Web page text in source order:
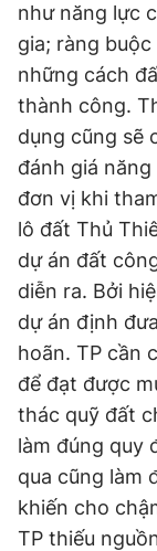
như năng lực
gia; ràng
những cách
thành công.
dụng cũng sẽ
đánh giá
đơn vị khi
lô đất Thủ
dự án đất
diễn ra. Bởi
dự án định
hoãn. TP cần
để đạt được
thác quỹ đất
làm đúng quy
qua cũng làm
khiến cho
TP thiếu